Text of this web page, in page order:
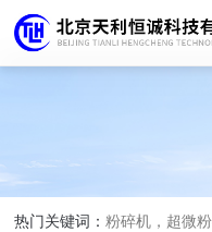
热门关键词：粉碎机，超微